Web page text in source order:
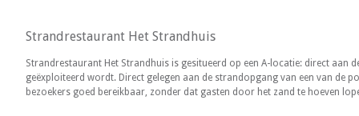
Strandrestaurant Het Strandhuis
Strandrestaurant Het Strandhuis is gesitueerd op een A-locatie: direct
geëxploiteerd wordt. Direct gelegen aan de strandopgang van een van de
bezoekers goed bereikbaar, zonder dat gasten door het zand te hoeven